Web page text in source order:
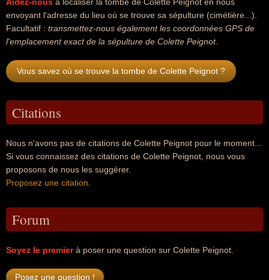
envoyant l'adresse du lieu où se trouve sa sépulture (cimétière...).
Facultatif : transmettez-nous également les coordonnées GPS de
l'emplacement exact de la sépulture de Colette Peignot.
Vous savez où se trouve la tombe de Colette Peignot ?
Citations
Nous n'avons pas de citations de Colette Peignot pour le moment...
Si vous connaissez des citations de Colette Peignot, nous vous
proposons de nous les suggérer.
Proposez une citation
Forum
Soyez le premierà poser une question sur Colette Peignot.